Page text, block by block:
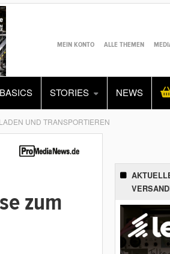
MEIN KONTO ALLE THEMEN
BASICS STORIES NEWS
UND TRANSPORTIEREN
zum